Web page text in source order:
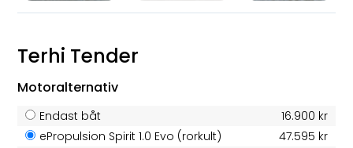
Terhi Tender
Motoralternativ
Endast båt
16.900 kr
ePropulsion Spirit 1.0 Evo (rorkult)
47.595 kr